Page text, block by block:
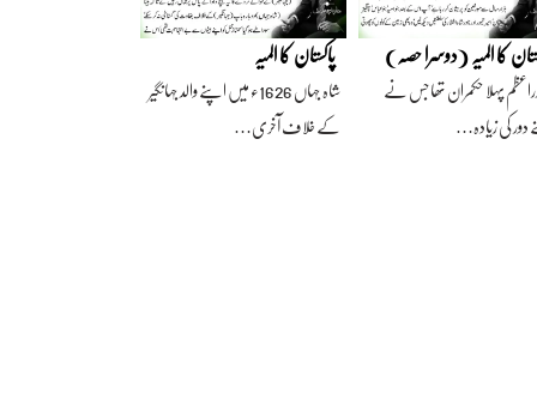
کا المیہ (دوسرا حصہ)
پہلا حکمران تھا جس نے
کی زیادہ…
پاکستان کا المیہ
شاہ جہاں 1626ء میں اپنے والد جہانگیر
کے خلاف آخری…